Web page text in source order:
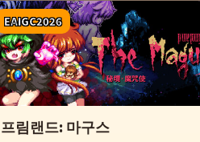
EAIGC2026
프림랜드: 마구스